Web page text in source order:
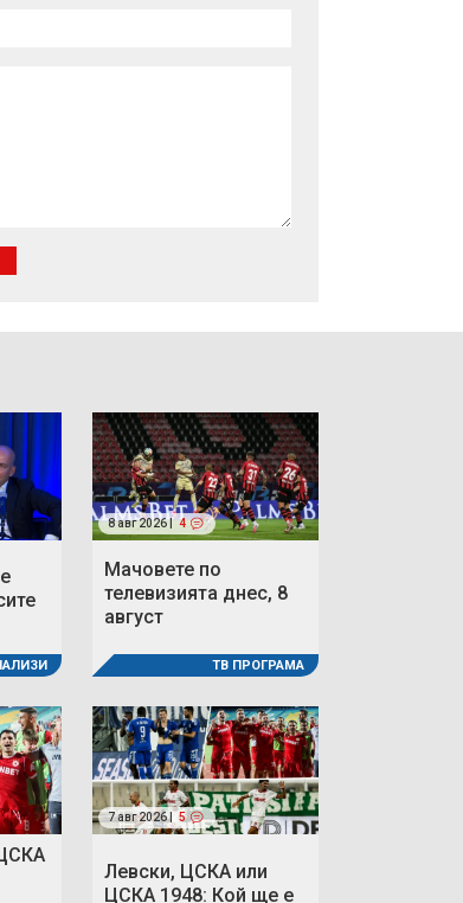
8 авг 2026 | 4
Мачовете по
телевизията днес, 8
август
ТВ ПРОГРАМА
7 авг 2026 | 5
Левски, ЦСКА или
ЦСКА 1948: Кой ще е